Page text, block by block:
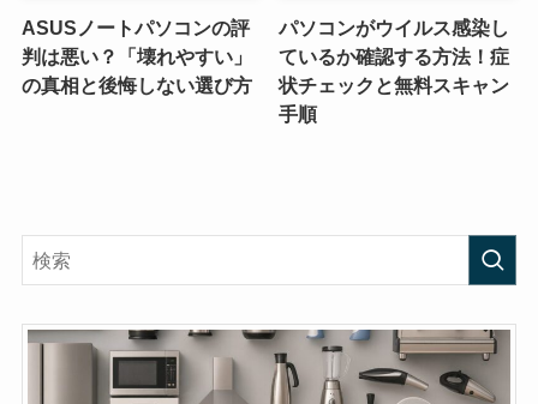
ASUSノートパソコンの評
判は悪い？「壊れやすい」
の真相と後悔しない選び方
パソコンがウイルス感染し
ているか確認する方法！症
状チェックと無料スキャン
手順